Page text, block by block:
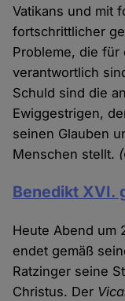
Vatikans und mit
fortschrittlicher
Probleme, die für
verantwortlich
Schuld sind die
Ewiggestrigen,
seinen Glauben
Menschen stellt.
Benedikt XVI.
Heute Abend um
endet gemäß
Ratzinger seine
Christus. Der